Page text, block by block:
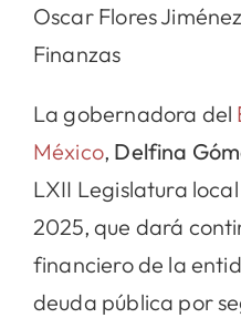
Oscar Flores
Finanzas
La gobernadora del
México, Delfina
LXII Legislatura
2025, que dará
financiero de la
deuda pública por